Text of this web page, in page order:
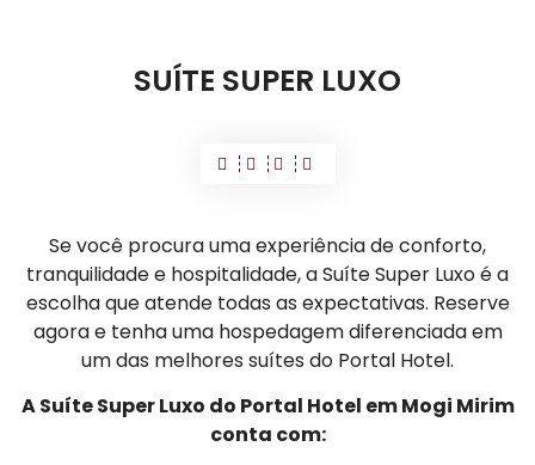
SUÍTE SUPER LUXO
Se você procura uma experiência de conforto,
tranquilidade e hospitalidade, a Suíte Super Luxo é a
escolha que atende todas as expectativas. Reserve
agora e tenha uma hospedagem diferenciada em
um das melhores suítes do Portal Hotel.
A Suíte Super Luxo do Portal Hotel em Mogi Mirim
conta com: